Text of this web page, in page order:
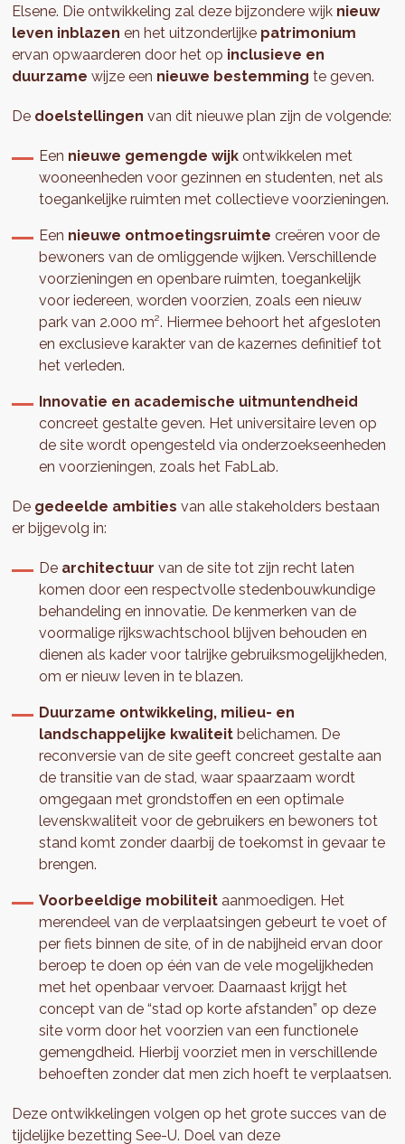
Elsene. Die ontwikkeling zal deze bijzondere wijk nieuw
leven inblazen en het uitzonderlijke patrimonium
ervan opwaarderen door het op inclusieve en
duurzame wijze een nieuwe bestemming te geven.
De doelstellingen van dit nieuwe plan zijn de volgende:
Een nieuwe gemengde wijk ontwikkelen met
wooneenheden voor gezinnen en studenten, net als
toegankelijke ruimten met collectieve voorzieningen.
Een nieuwe ontmoetingsruimte creëren voor de
bewoners van de omliggende wijken. Verschillende
voorzieningen en openbare ruimten, toegankelijk
voor iedereen, worden voorzien, zoals een nieuw
park van 2.000 m². Hiermee behoort het afgesloten
en exclusieve karakter van de kazernes definitief tot
het verleden.
Innovatie en academische uitmuntendheid
concreet gestalte geven. Het universitaire leven op
de site wordt opengesteld via onderzoekseenheden
en voorzieningen, zoals het FabLab.
De gedeelde ambities van alle stakeholders bestaan
er bijgevolg in:
De architectuurvan de site tot zijn recht laten
komen door een respectvolle stedenbouwkundige
behandeling en innovatie. De kenmerken van de
voormalige rijkswachtschool blijven behouden en
dienen als kader voor talrijke gebruiksmogelijkheden,
om er nieuw leven in te blazen.
Duurzame ontwikkeling, milieu- en
landschappelijke kwaliteit belichamen. De
reconversie van de site geeft concreet gestalte aan
de transitie van de stad, waar spaarzaam wordt
omgegaan met grondstoffen en een optimale
levenskwaliteit voor de gebruikers en bewoners tot
stand komt zonder daarbij de toekomst in gevaar te
brengen.
Voorbeeldige mobiliteit aanmoedigen. Het
merendeel van de verplaatsingen gebeurt te voet of
per fiets binnen de site, of in de nabijheid ervan door
beroep te doen op één van de vele mogelijkheden
met het openbaar vervoer. Daarnaast krijgt het
concept van de “stad op korte afstanden” op deze
site vorm door het voorzien van een functionele
gemengdheid. Hierbij voorziet men in verschillende
behoeften zonder dat men zich hoeft te verplaatsen.
Deze ontwikkelingen volgen op het grote succes van de
tijdelijke bezetting See-U. Doel van deze